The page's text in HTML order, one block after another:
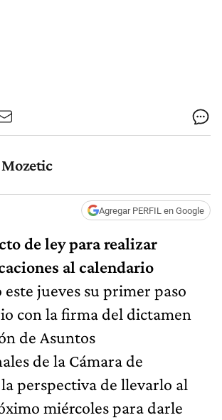
Agregar PERFIL en Google
de ley para realizar
al calendario
este jueves su primer paso
con la firma del dictamen
de Asuntos
de la Cámara de
perspectiva de llevarlo al
miércoles para darle